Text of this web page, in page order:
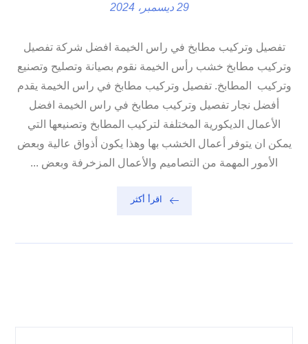
29 ديسمبر، 2024
تفصيل وتركيب مطابخ في راس الخيمة افضل شركة تفصيل
وتركيب مطابخ خشب رأس الخيمة نقوم بصيانة وتصليح وتصنيع
وتركيب المطابخ. تفصيل وتركيب مطابخ في راس الخيمة يقدم
أفضل نجار تفصيل وتركيب مطابخ في راس الخيمة افضل
الأعمال الديكورية المختلفة لتركيب المطابخ وتصنيعها التي
يمكن ان يتوفر أعمال الخشب بها وهذا يكون أذواق عالية وبعض
الأمور المهمة من التصاميم والأعمال المزخرفة وبعض ...
اقرأ أكثر